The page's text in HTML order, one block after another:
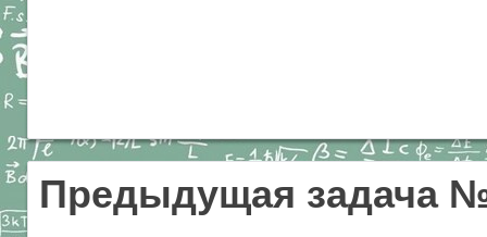
Предыдущая задача